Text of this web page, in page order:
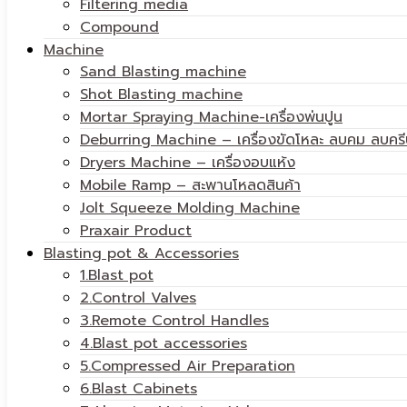
Filtering media
Compound
Machine
Sand Blasting machine
Shot Blasting machine
Mortar Spraying Machine-เครื่องพ่นปูน
Deburring Machine – เครื่องขัดโหละ ลบคม ลบค
Dryers Machine – เครื่องอบแห้ง
Mobile Ramp – สะพานโหลดสินค้า
Jolt Squeeze Molding Machine
Praxair Product
Blasting pot & Accessories
1.Blast pot
2.Control Valves
3.Remote Control Handles
4.Blast pot accessories
5.Compressed Air Preparation
6.Blast Cabinets